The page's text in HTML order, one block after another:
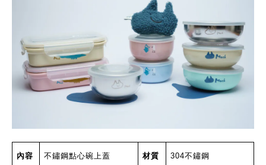
內容 不鏽鋼點心碗上蓋 材質 304不鏽鋼